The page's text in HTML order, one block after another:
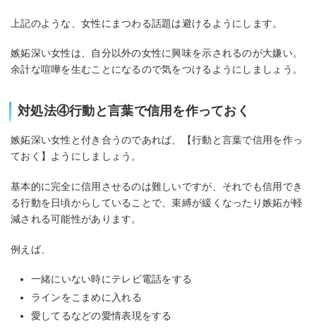
上記のような、女性にまつわる話題は避けるようにします。
嫉妬深い女性は、自分以外の女性に興味を示されるのが大嫌い。
余計な喧嘩を生むことになるので気をつけるようにしましょう。
対処法④行動と言葉で信用を作っておく
嫉妬深い女性と付き合うのであれば、【行動と言葉で信用を作っ
ておく】ようにしましょう。
基本的に完全に信用させるのは難しいですが、それでも信用でき
る行動を日頃からしていることで、束縛が緩くなったり嫉妬が軽
減される可能性があります。
例えば、
一緒にいない時にテレビ電話をする
ラインをこまめに入れる
愛してるなどの愛情表現をする